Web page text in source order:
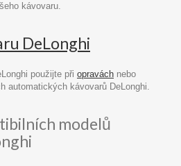
kávovaru.
DeLonghi
použijte při opravách nebo
automatických kávovarů DeLonghi.
modelů